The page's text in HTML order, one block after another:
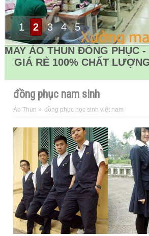
1 2 3 4 5
MAY ÁO THUN ĐỒNG PHỤC
GIÁ RẺ 100% CHẤT
đồng phục nam sinh
Áo Thun » đồng phục học sinh việt nam